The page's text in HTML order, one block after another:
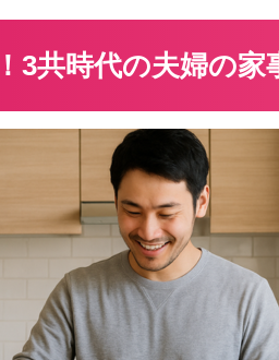
3共時代の夫婦の家